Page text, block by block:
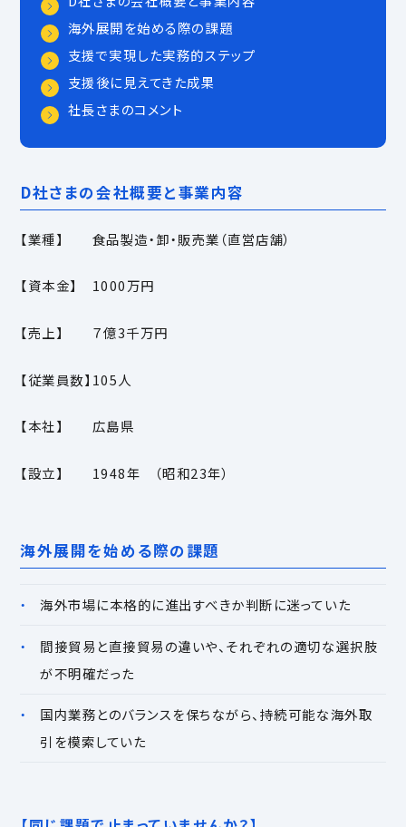
海外展開を始める際の課題
支援で実現した実務的ステップ
支援後に見えてきた成果
社長さまのコメント
D社さまの会社概要と事業内容
【業種】 食品製造・卸・販売業（直営店舗）
【資本金】 1000万円
【売上】 ７億3千万円
【従業員数】105人
【本社】 広島県
【設立】 1948年 （昭和23年）
海外展開を始める際の課題
海外市場に本格的に進出すべきか判断に迷っていた
間接貿易と直接貿易の違いや、それぞれの適切な選択肢
が不明確だった
国内業務とのバランスを保ちながら、持続可能な海外取
引を模索していた